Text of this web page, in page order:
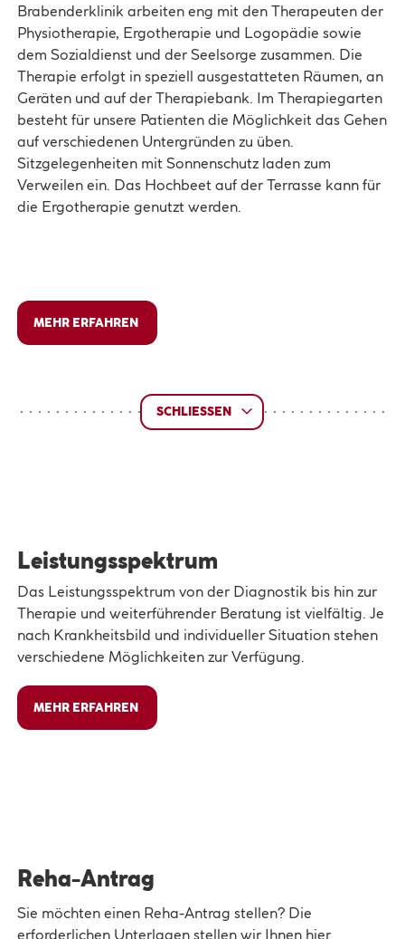
Brabenderklinik arbeiten eng mit den Therapeuten der
Physiotherapie, Ergotherapie und Logopädie sowie
dem Sozialdienst und der Seelsorge zusammen. Die
Therapie erfolgt in speziell ausgestatteten Räumen, an
Geräten und auf der Therapiebank. Im Therapiegarten
besteht für unsere Patienten die Möglichkeit das Gehen
auf verschiedenen Untergründen zu üben.
Sitzgelegenheiten mit Sonnenschutz laden zum
Verweilen ein. Das Hochbeet auf der Terrasse kann für
die Ergotherapie genutzt werden.
MEHR ERFAHREN
SCHLIESSEN
Leistungsspektrum
Das Leistungsspektrum von der Diagnostik bis hin zur
Therapie und weiterführender Beratung ist vielfältig. Je
nach Krankheitsbild und individueller Situation stehen
verschiedene Möglichkeiten zur Verfügung.
MEHR ERFAHREN
Reha-Antrag
Sie möchten einen Reha-Antrag stellen? Die
erforderlichen Unterlagen stellen wir Ihnen hier